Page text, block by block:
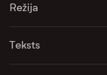
Režija
Teksts